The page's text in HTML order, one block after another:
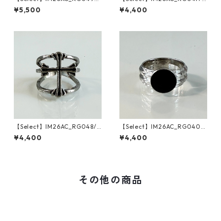
Vintage Compass Design Ri
ng（Silver）
¥5,500
Vintage Sunflower Ring（Sil
ver）
¥4,400
【Select】IM26AC_RG048/
Vintage Cross Line Ring（Si
lver）
¥4,400
【Select】IM26AC_RG040/
Black Side Open Ring（Silve
r）
¥4,400
その他の商品